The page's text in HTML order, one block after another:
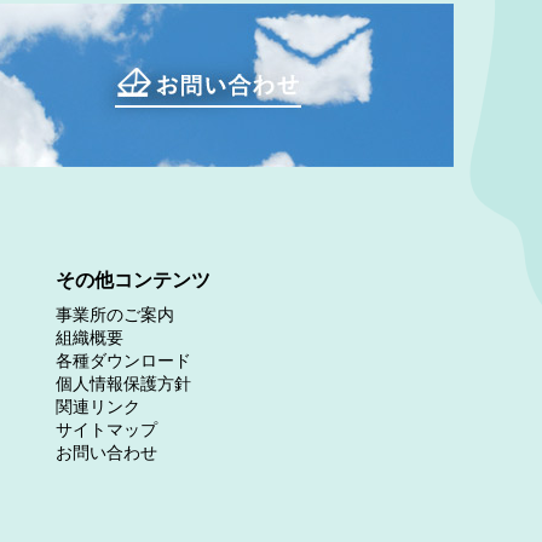
その他コンテンツ
事業所のご案内
組織概要
各種ダウンロード
個人情報保護方針
関連リンク
サイトマップ
お問い合わせ